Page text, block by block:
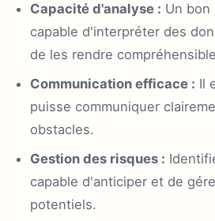
Capacité d'analyse : Un bon
capable d'interpréter des
de les rendre
Communication efficace : Il
puisse communiquer
obstacles.
Gestion des risques :
capable d'anticiper et de
potentiels.